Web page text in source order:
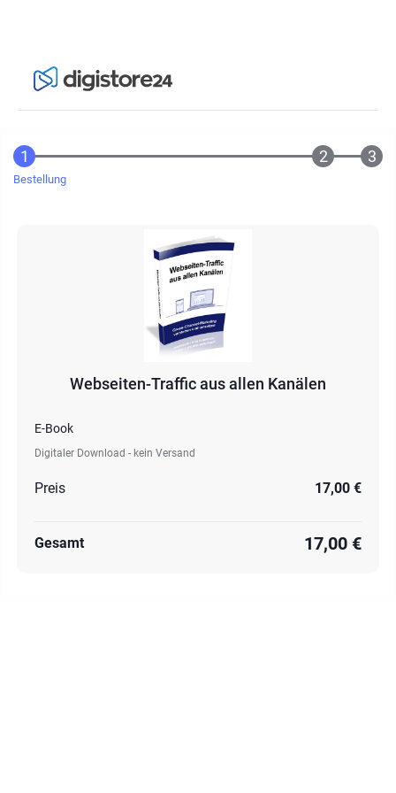
Bestellung
Webseiten-Traffic aus allen Kanälen
E-Book
Digitaler Download - kein Versand
Preis 17,00 €
Gesamt 17,00 €